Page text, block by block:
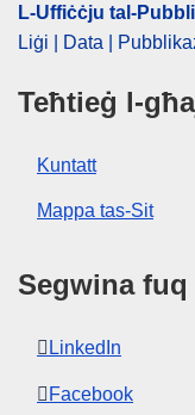
L-Uffiċċju tal-
Liġi | Data |
Teħtieġ l-
Kuntatt
Mappa tas-Sit
Segwina fuq
LinkedIn
Facebook